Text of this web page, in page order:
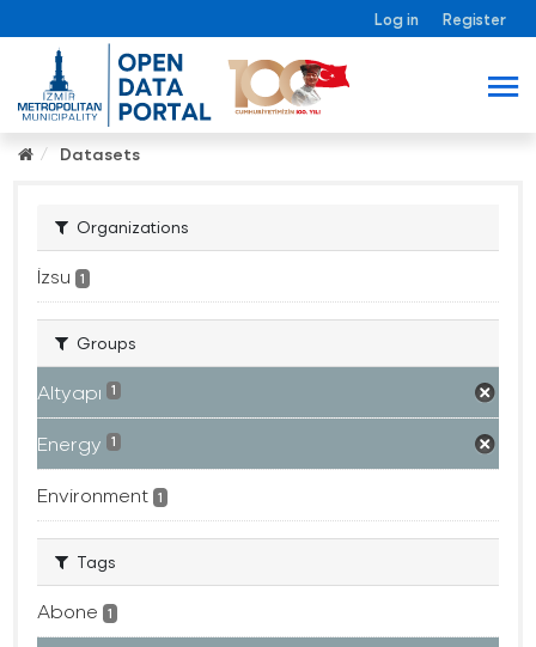
Log in Register
Datasets
Organizations
İzsu 1
Groups
Altyapı 1
Energy 1
Environment 1
Tags
Abone 1